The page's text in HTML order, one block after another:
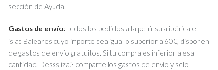
sección de Ayuda.
Gastos de envío: todos los pedidos a la península ibérica e
islas Baleares cuyo importe sea igual o superior a 60€, disponen
de gastos de envío gratuitos. Si tu compra es inferior a esa
cantidad, Desssliza3 comparte los gastos de envío y solo